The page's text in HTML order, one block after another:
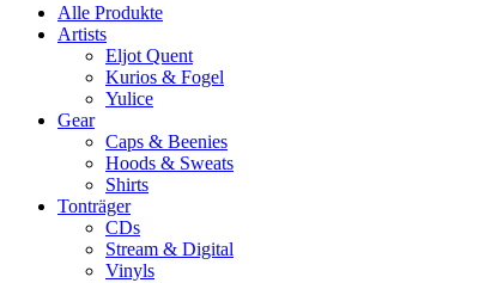
Alle Produkte
Artists
Eljot Quent
Kurios & Fogel
Yulice
Gear
Caps & Beenies
Hoods & Sweats
Shirts
Tonträger
CDs
Stream & Digital
Vinyls